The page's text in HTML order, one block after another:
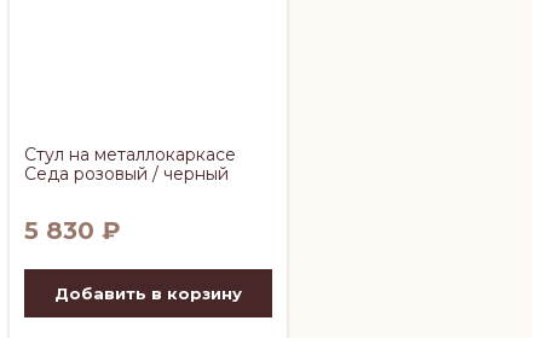
Стул на металлокаркасе
Седа розовый / черный
5 830 ₽
Добавить в корзину